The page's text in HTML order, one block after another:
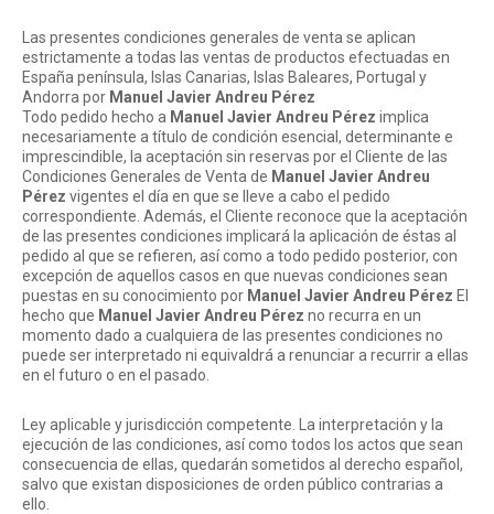
Las presentes condiciones generales de venta se aplican
estrictamente a todas las ventas de productos efectuadas en
España península, Islas Canarias, Islas Baleares, Portugal y
Andorra por Manuel Javier Andreu Pérez
Todo pedido hecho a Manuel Javier Andreu Pérez implica
necesariamente a título de condición esencial, determinante e
imprescindible, la aceptación sin reservas por el Cliente de las
Condiciones Generales de Venta de Manuel Javier Andreu
Pérez vigentes el día en que se lleve a cabo el pedido
correspondiente. Además, el Cliente reconoce que la aceptación
de las presentes condiciones implicará la aplicación de éstas al
pedido al que se refieren, así como a todo pedido posterior, con
excepción de aquellos casos en que nuevas condiciones sean
puestas en su conocimiento por Manuel Javier Andreu Pérez El
hecho que Manuel Javier Andreu Pérez no recurra en un
momento dado a cualquiera de las presentes condiciones no
puede ser interpretado ni equivaldrá a renunciar a recurrir a ellas
en el futuro o en el pasado.
Ley aplicable y jurisdicción competente. La interpretación y la
ejecución de las condiciones, así como todos los actos que sean
consecuencia de ellas, quedarán sometidos al derecho español,
salvo que existan disposiciones de orden público contrarias a
ello.